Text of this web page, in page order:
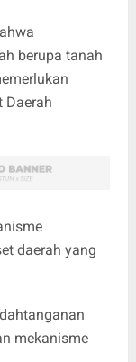
berupa tanah
Daerah
daerah yang
mekanisme